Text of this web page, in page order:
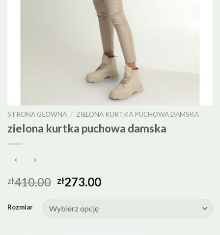
STRONA GŁÓWNA / ZIELONA KURTKA PUCHOWA DAMSKA
zielona kurtka puchowa damska
zł410.00 zł273.00
Rozmiar